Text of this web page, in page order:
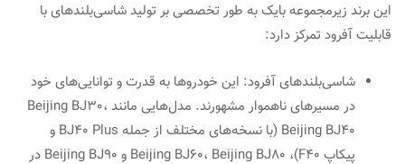
این برند زیرمجموعه بایک به طور تخصصی بر تولید شاسی‌بلندهای با
قابلیت آفرود تمرکز دارد:
شاسی‌بلندهای آفرود: این خودروها به قدرت و توانایی‌های خود
در مسیرهای ناهموار مشهورند. مدل‌هایی مانند Beijing BJ30،
Beijing BJ40 (با نسخه‌های مختلف از جمله BJ40 Plus و
پیکاپ F40)، Beijing BJ60، Beijing BJ80 و Beijing BJ90 در